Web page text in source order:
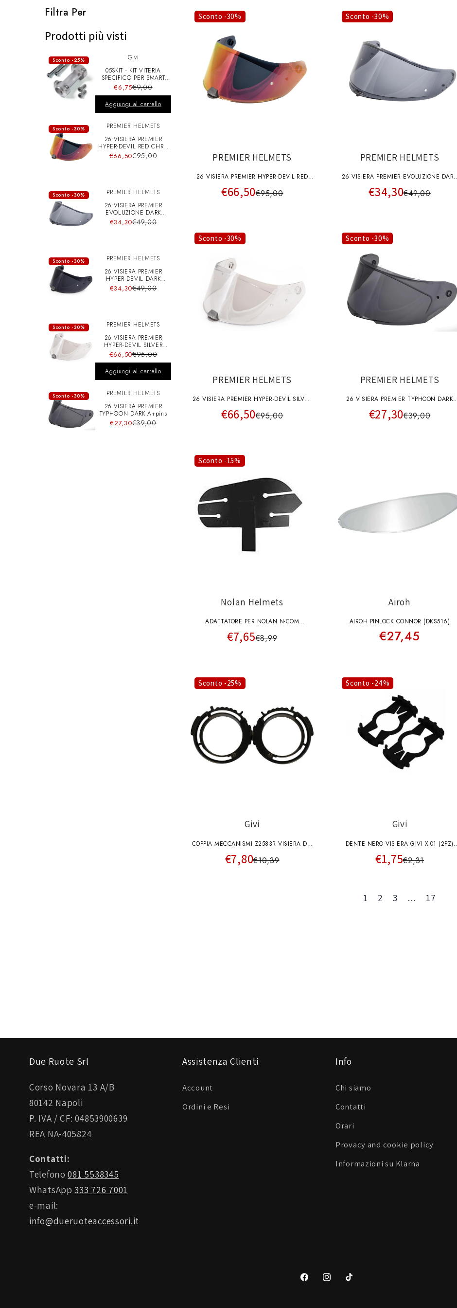
Filtra Per
Prodotti più visti
Sconto -25%
Givi
05SKIT - KIT VITERIA
SPECIFICO PER SMART
BAR S900A
€6,75€9,00
Aggiungi al carrello
Sconto -30%
PREMIER HELMETS
26 VISIERA PREMIER
HYPER-DEVIL RED CHRO
A+pins
€66,50€95,00
Sconto -30%
PREMIER HELMETS
26 VISIERA PREMIER
EVOLUZIONE DARK
A+pins
€34,30€49,00
Sconto -30%
PREMIER HELMETS
26 VISIERA PREMIER
HYPER-DEVIL DARK
A+pins
€34,30€49,00
Sconto -30%
PREMIER HELMETS
26 VISIERA PREMIER
HYPER-DEVIL SILVER
CHRO A+pins
€66,50€95,00
Aggiungi al carrello
Sconto -30%
PREMIER HELMETS
26 VISIERA PREMIER
TYPHOON DARK A+pins
€27,30€39,00
Sconto -30%
PREMIER HELMETS
26 VISIERA PREMIER HYPER-DEVIL RED
CHRO A+pins
€66,50€95,00
Sconto -30%
PREMIER HELMETS
26 VISIERA PREMIER EVOLUZIONE DARK
A+pins
€34,30€49,00
Sconto -30%
PREMIER HELMETS
26 VISIERA PREMIER HYPER-DEVIL SILVER
CHRO A+pins
€66,50€95,00
Sconto -30%
PREMIER HELMETS
26 VISIERA PREMIER TYPHOON DARK
A+pins
€27,30€39,00
Sconto -15%
Nolan Helmets
ADATTATORE PER NOLAN N-COM
BLUETOOTH KIT MULTI
€7,65€8,99
Airoh
AIROH PINLOCK CONNOR (DKS516)
€27,45
Sconto -25%
Givi
COPPIA MECCANISMI Z2583R VISIERA DX-
SX CASCO X33
€7,80€10,39
Sconto -24%
Givi
DENTE NERO VISIERA GIVI X-01 (2PZ)
Z1035
€1,75€2,31
1 2 3 … 17
Due Ruote Srl
Corso Novara 13 A/B
80142 Napoli
P. IVA / CF: 04853900639
REA NA-405824
Contatti:
Telefono081 5538345
WhatsApp 333 726 7001
e-mail:
info@dueruoteaccessori.it
Assistenza Clienti
Account
Ordini e Resi
Info
Chi siamo
Contatti
Orari
Provacy and cookie policy
Informazioni su Klarna
FacebookInstagramTikTok